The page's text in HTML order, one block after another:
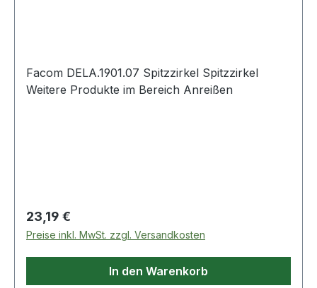
Facom DELA.1901.07 Spitzzirkel Spitzzirkel
Weitere Produkte im Bereich Anreißen
Regulärer Preis:
23,19 €
Preise inkl. MwSt. zzgl. Versandkosten
In den Warenkorb